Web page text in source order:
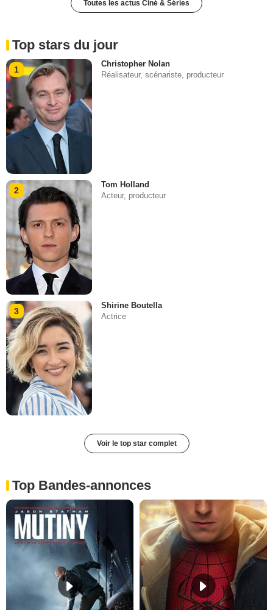
Toutes les actus Ciné & Séries
Top stars du jour
1
Christopher Nolan
Réalisateur, scénariste, producteur
2
Tom Holland
Acteur, producteur
3
Shirine Boutella
Actrice
Voir le top star complet
Top Bandes-annonces